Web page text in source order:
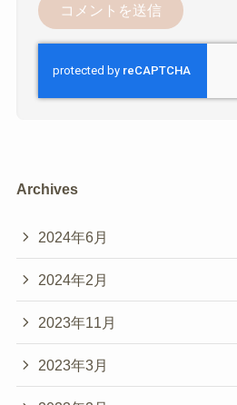
Archives
2024年6月
2024年2月
2023年11月
2023年3月